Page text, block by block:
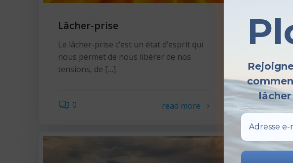
Lâcher-prise
Le lâcher-prise c’est un état d’esprit qui
nous permet de nous libérer de nos
tensions, de […]
0 read more
2-
d’une
Voici le
une
0
lâcher